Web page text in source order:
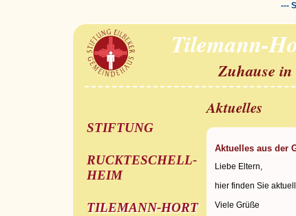
---
Tilemann-
Zuhause
STIFTUNG
RUCKTESCHELL-
HEIM
TILEMANN-HORT
Aktuelles
Aktuelles aus der
Liebe Eltern,
hier finden Sie
Viele Grüße